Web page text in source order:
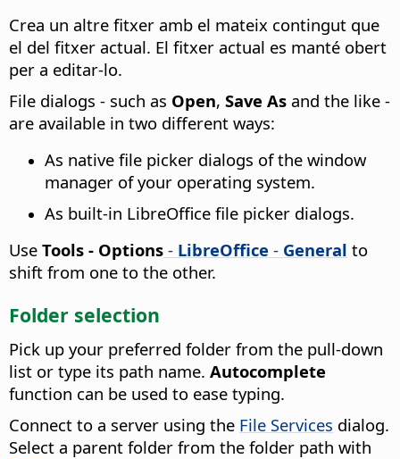
Crea un altre fitxer amb el mateix contingut que
el del fitxer actual. El fitxer actual es manté obert
per a editar-lo.
File dialogs - such as Open, Save As and the like -
are available in two different ways:
As native file picker dialogs of the window
manager of your operating system.
As built-in LibreOffice file picker dialogs.
Use Tools - Options - LibreOffice - General to
shift from one to the other.
Folder selection
Pick up your preferred folder from the pull-down
list or type its path name. Autocomplete
function can be used to ease typing.
Connect to a server using the File Services dialog.
Select a parent folder from the folder path with